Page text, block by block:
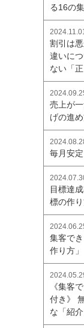
る16の
割引は
違いに
ない「
売上が
げの進
毎月安
目標達
標の作
集客で
作り方」
《集客
付き》
な「紹